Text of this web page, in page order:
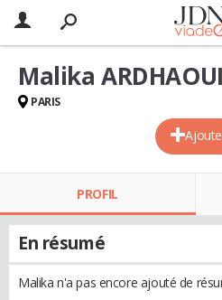
Malika ARDHAOUI
PARIS
PROFIL
En résumé
Malika n'a pas encore ajouté de